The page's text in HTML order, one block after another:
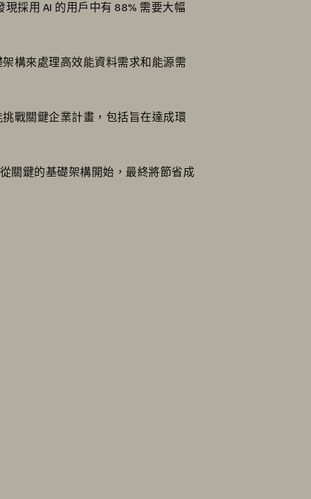
採用 AI 的用戶中有 88% 需要大幅
構來處理高效能資料需求和能源需
挑戰關鍵企業計畫，包括旨在達成環
關鍵的基礎架構開始，最終將節省成